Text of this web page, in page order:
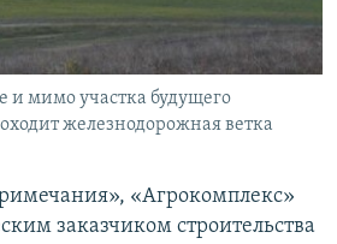
и мимо участка будущего
железнодорожная ветка
«Агрокомплекс»
заказчиком строительства